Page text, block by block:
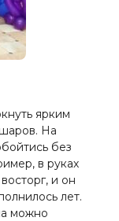
ярким
На
без
в руках
и он
лет.
можно